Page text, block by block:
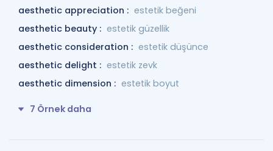
aesthetic appreciation : estetik beğeni
aesthetic beauty : estetik güzellik
aesthetic consideration : estetik düşünce
aesthetic delight : estetik zevk
aesthetic dimension : estetik boyut
7 Örnek daha